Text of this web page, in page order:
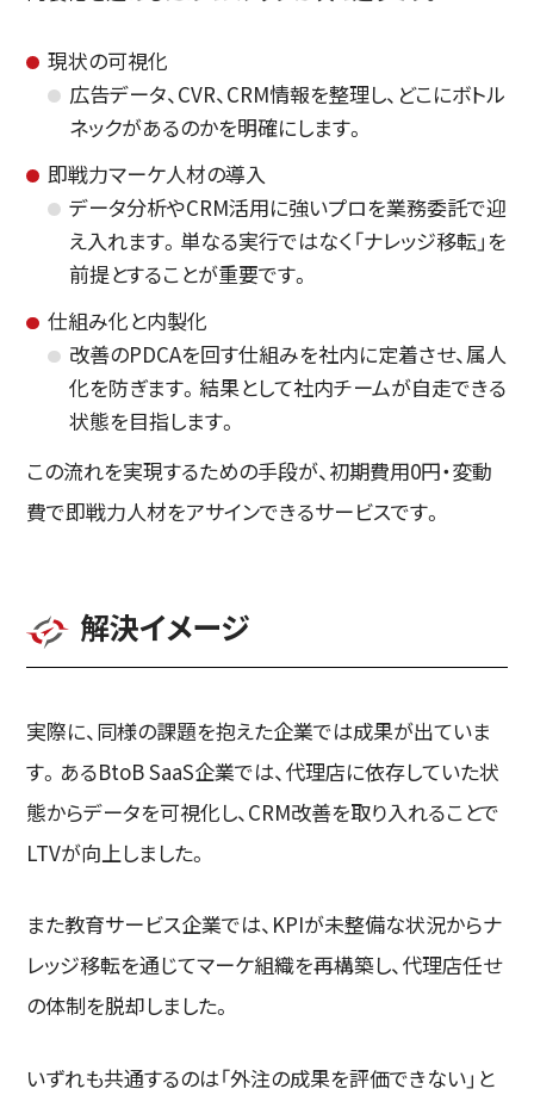
現状の可視化
広告データ、CVR、CRM情報を整理し、どこにボトル
ネックがあるのかを明確にします。
即戦力マーケ人材の導入
データ分析やCRM活用に強いプロを業務委託で迎
え入れます。単なる実行ではなく「ナレッジ移転」を
前提とすることが重要です。
仕組み化と内製化
改善のPDCAを回す仕組みを社内に定着させ、属人
化を防ぎます。結果として社内チームが自走できる
状態を目指します。
この流れを実現するための手段が、初期費用0円・変動
費で即戦力人材をアサインできるサービスです。
解決イメージ
実際に、同様の課題を抱えた企業では成果が出ていま
す。あるBtoB SaaS企業では、代理店に依存していた状
態からデータを可視化し、CRM改善を取り入れることで
LTVが向上しました。
また教育サービス企業では、KPIが未整備な状況からナ
レッジ移転を通じてマーケ組織を再構築し、代理店任せ
の体制を脱却しました。
いずれも共通するのは「外注の成果を評価できない」と